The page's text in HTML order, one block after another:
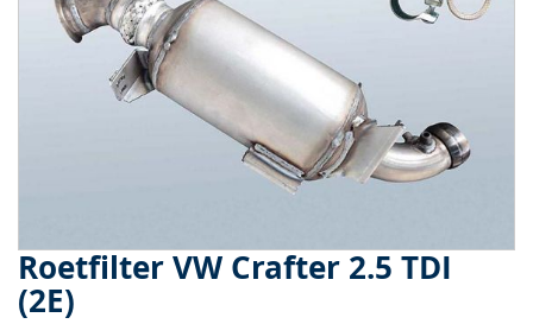
Roetfilter VW Crafter 2.5 TDI
(2E)
afbeeldingen-
Ga
naar
het